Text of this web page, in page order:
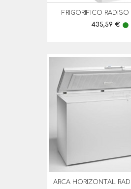
FRIGORIFICO
Preço
435,59 € lens
ARCA HORIZONTAL